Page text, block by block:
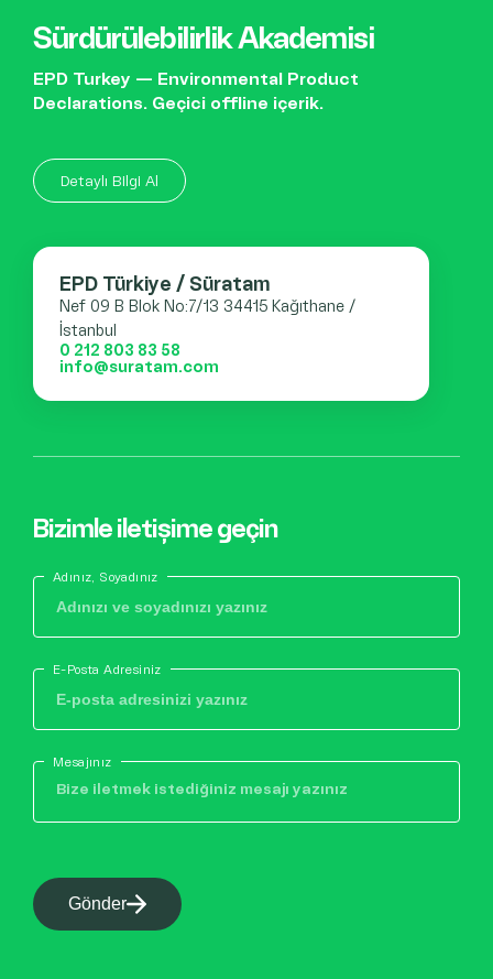
Sürdürülebilirlik Akademisi
EPD Turkey — Environmental Product
Declarations. Geçici offline içerik.
Detaylı Bilgi Al
EPD Türkiye / Süratam
Nef 09 B Blok No:7/13 34415 Kağıthane /
İstanbul
0 212 803 83 58
info@suratam.com
Bizimle iletişime geçin
Adınız, Soyadınız
E-Posta Adresiniz
Mesajınız
Gönder